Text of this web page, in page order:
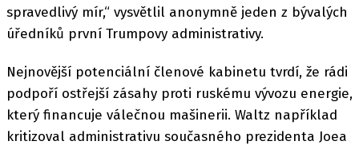
spravedlivý mír,“ vysvětlil anonymně jeden z bývalých
úředníků první Trumpovy administrativy.
Nejnovější potenciální členové kabinetu tvrdí, že rádi
podpoří ostřejší zásahy proti ruskému vývozu energie,
který financuje válečnou mašinerii. Waltz například
kritizoval administrativu současného prezidenta Joea